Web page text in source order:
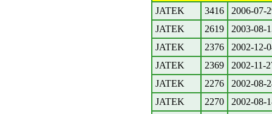
JATEK
3416
2006-07-
JATEK
2619
2003-08-
JATEK
2376
2002-12-
JATEK
2369
2002-11-
JATEK
2276
2002-08-
JATEK
2270
2002-08-